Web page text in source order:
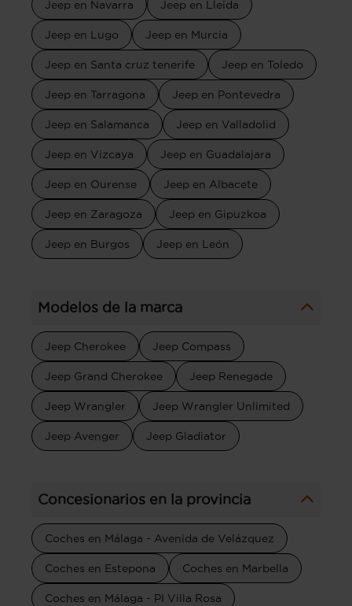
Jeep en Navarra Jeep en Lleida
Jeep en Lugo Jeep en Murcia
Jeep en Santa cruz tenerife Jeep en Toledo
Jeep en Tarragona Jeep en Pontevedra
Jeep en Salamanca Jeep en Valladolid
Jeep en Vizcaya Jeep en Guadalajara
Jeep en Ourense Jeep en Albacete
Jeep en Zaragoza Jeep en Gipuzkoa
Jeep en Burgos Jeep en León
Modelos de la marca
Jeep Cherokee Jeep Compass
Jeep Grand Cherokee Jeep Renegade
Jeep Wrangler Jeep Wrangler Unlimited
Jeep Avenger Jeep Gladiator
Concesionarios en la provincia
Coches en Málaga - Avenida de Velázquez
Coches en Estepona Coches en Marbella
Coches en Málaga - PI Villa Rosa